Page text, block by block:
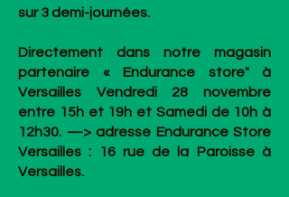
sur 3 demi-journées.
Directement dans notre magasin
partenaire « Endurance store" à
Versailles Vendredi 28 novembre
entre 15h et 19h et Samedi de 10h à
12h30. —> adresse Endurance Store
Versailles : 16 rue de la Paroisse à
Versailles.